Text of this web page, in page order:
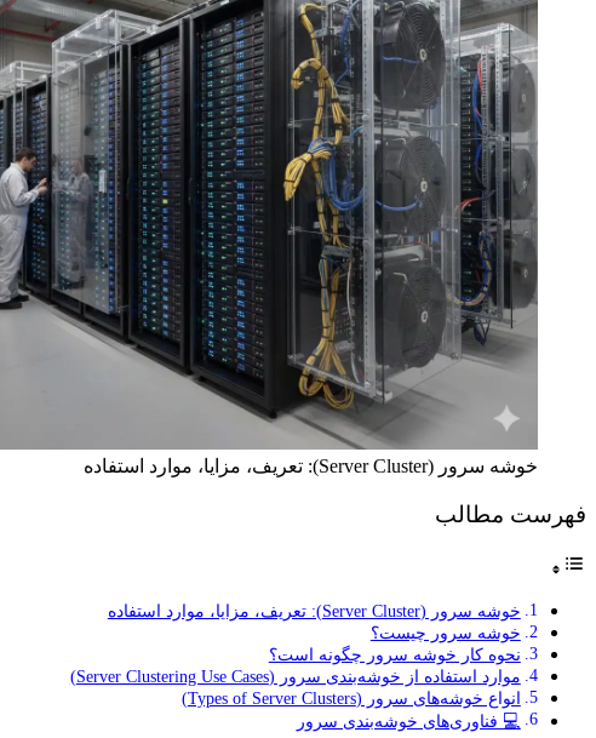
خوشه سرور (Server Cluster): تعریف، مزایا، موارد استفاده
فهرست مطالب
خوشه سرور (Server Cluster): تعریف، مزایا، موارد استفاده
خوشه سرور چیست؟
نحوه کار خوشه سرور چگونه است؟
موارد استفاده از خوشه‌بندی سرور (Server Clustering Use Cases)
انواع خوشه‌های سرور (Types of Server Clusters)
💻 فناوری‌های خوشه‌بندی سرور